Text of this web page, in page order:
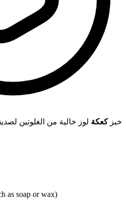
خبزكعكة لوز خالية من الغلوتين
as soap or wax)